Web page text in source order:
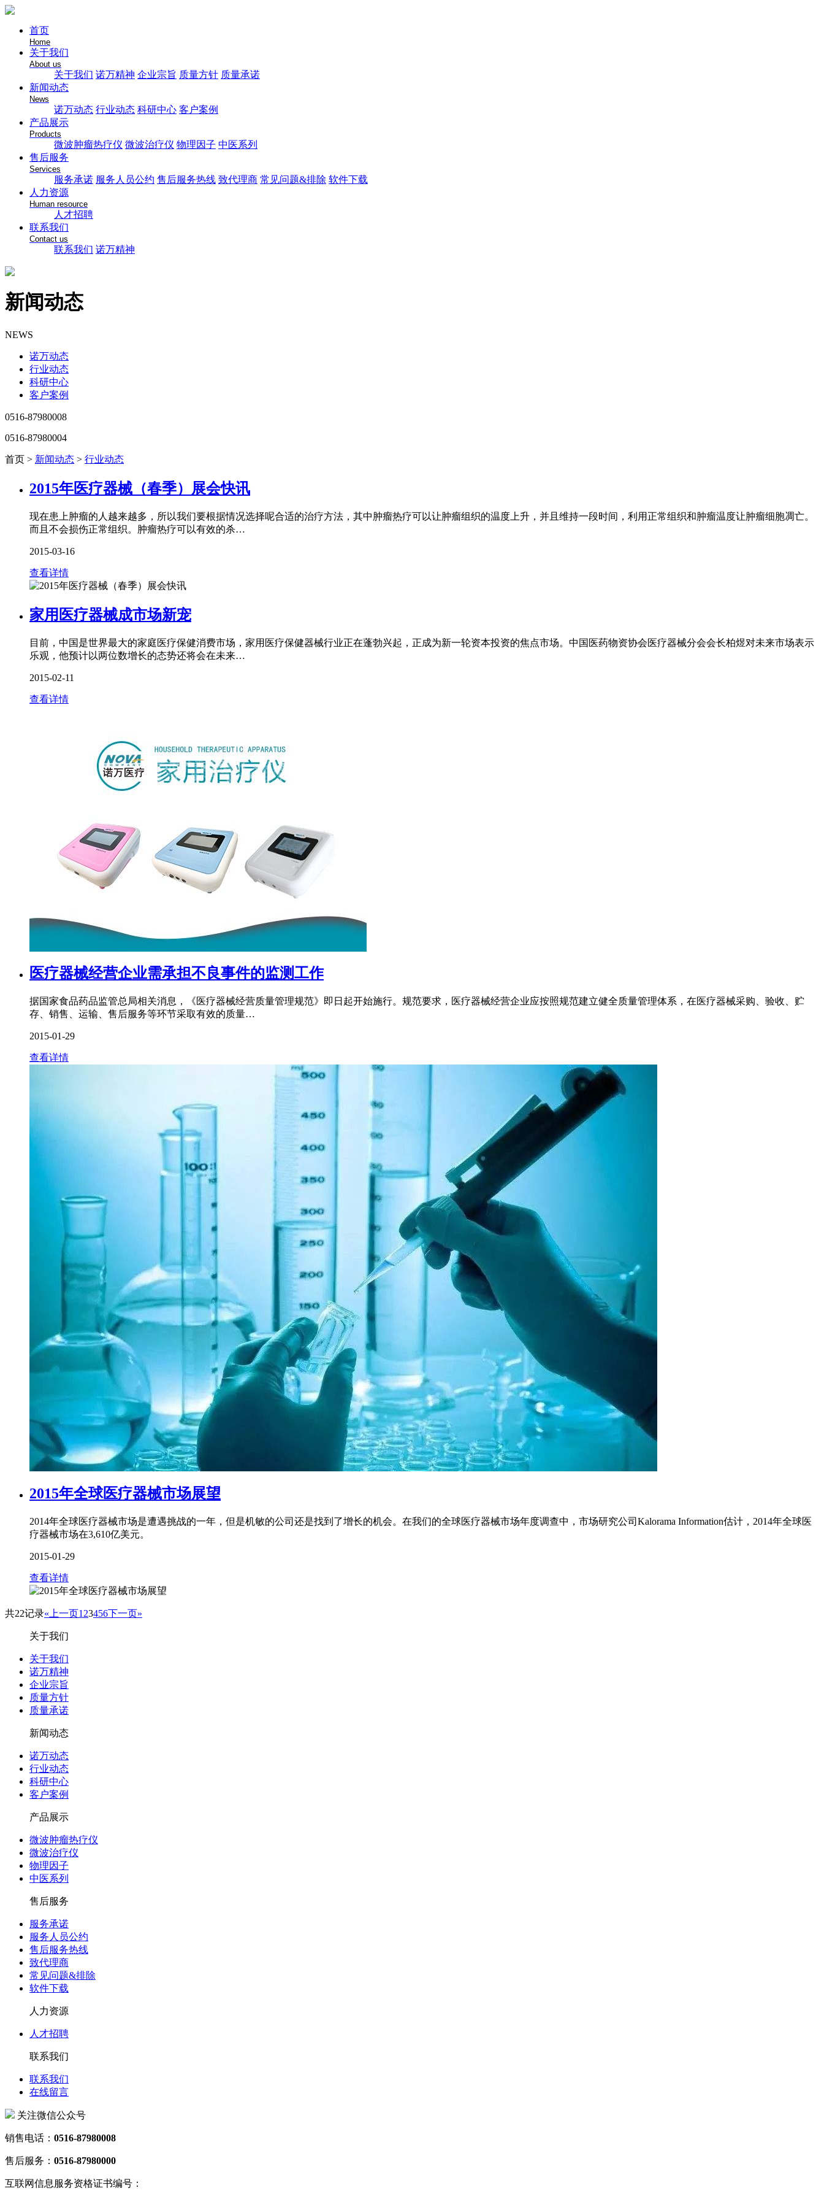
首页
Home
关于我们
About us
关于我们 诺万精神 企业宗旨 质量方针 质量承诺
新闻动态
News
诺万动态 行业动态 科研中心 客户案例
产品展示
Products
微波肿瘤热疗仪 微波治疗仪 物理因子 中医系列
售后服务
Services
服务承诺 服务人员公约 售后服务热线 致代理商 常见问题&排除 软件下载
人力资源
Human resource
人才招聘
联系我们
Contact us
联系我们 诺万精神
新闻动态
NEWS
诺万动态
行业动态
科研中心
客户案例
0516-87980008
0516-87980004
首页 > 新闻动态 > 行业动态
2015年医疗器械（春季）展会快讯
现在患上肿瘤的人越来越多，所以我们要根据情况选择呢合适的治疗方法，其中肿瘤热疗可以让肿瘤组织的温度上升，并且维持一段时间，利用正常组织和肿瘤温度让肿瘤细胞凋亡。
而且不会损伤正常组织。肿瘤热疗可以有效的杀…
2015-03-16
查看详情
家用医疗器械成市场新宠
目前，中国是世界最大的家庭医疗保健消费市场，家用医疗保健器械行业正在蓬勃兴起，正成为新一轮资本投资的焦点市场。中国医药物资协会医疗器械分会会长柏煜对未来市场表示
乐观，他预计以两位数增长的态势还将会在未来…
2015-02-11
查看详情
医疗器械经营企业需承担不良事件的监测工作
据国家食品药品监管总局相关消息，《医疗器械经营质量管理规范》即日起开始施行。规范要求，医疗器械经营企业应按照规范建立健全质量管理体系，在医疗器械采购、验收、贮
存、销售、运输、售后服务等环节采取有效的质量…
2015-01-29
查看详情
2015年全球医疗器械市场展望
2014年全球医疗器械市场是遭遇挑战的一年，但是机敏的公司还是找到了增长的机会。在我们的全球医疗器械市场年度调查中，市场研究公司Kalorama Information估计，2014年全球医
疗器械市场在3,610亿美元。
2015-01-29
查看详情
共22记录«上一页1 23456下一页»
关于我们
关于我们
诺万精神
企业宗旨
质量方针
质量承诺
新闻动态
诺万动态
行业动态
科研中心
客户案例
产品展示
微波肿瘤热疗仪
微波治疗仪
物理因子
中医系列
售后服务
服务承诺
服务人员公约
售后服务热线
致代理商
常见问题&排除
软件下载
人力资源
人才招聘
联系我们
联系我们
在线留言
关注微信公众号
销售电话： 0516-87980008
售后服务： 0516-87980000
互联网信息服务资格证书编号：